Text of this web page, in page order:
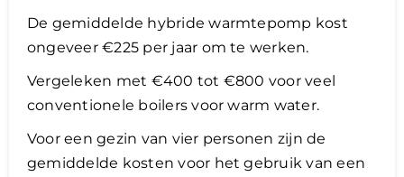
De gemiddelde hybride warmtepomp kost
ongeveer €225 per jaar om te werken.
Vergeleken met €400 tot €800 voor veel
conventionele boilers voor warm water.
Voor een gezin van vier personen zijn de
gemiddelde kosten voor het gebruik van een